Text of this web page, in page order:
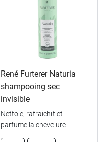
150 ml 8,99 €
René Furterer Naturia
shampooing sec
invisible
Nettoie, rafraichit et
parfume la chevelure